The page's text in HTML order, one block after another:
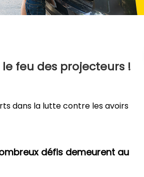
feu des projecteurs !
dans la lutte contre les avoirs
défis demeurent au